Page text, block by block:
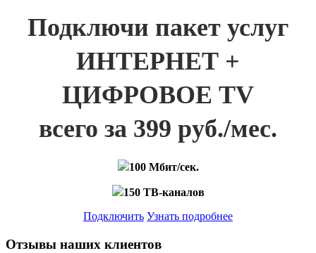
Подключи пакет услуг
ИНТЕРНЕТ +
ЦИФРОВОЕ TV
всего за 399 руб./мес.
100 Мбит/сек.
150 ТВ-каналов
Подключить Узнать подробнее
Отзывы наших клиентов